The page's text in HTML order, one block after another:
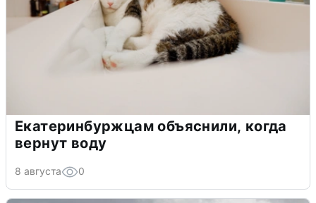
Екатеринбуржцам объяснили, когда
вернут воду
8 августа 0